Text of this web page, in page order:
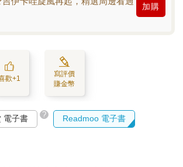
加購
歡+1
寫評價
賺金幣
電子書 ? Readmoo 電子書